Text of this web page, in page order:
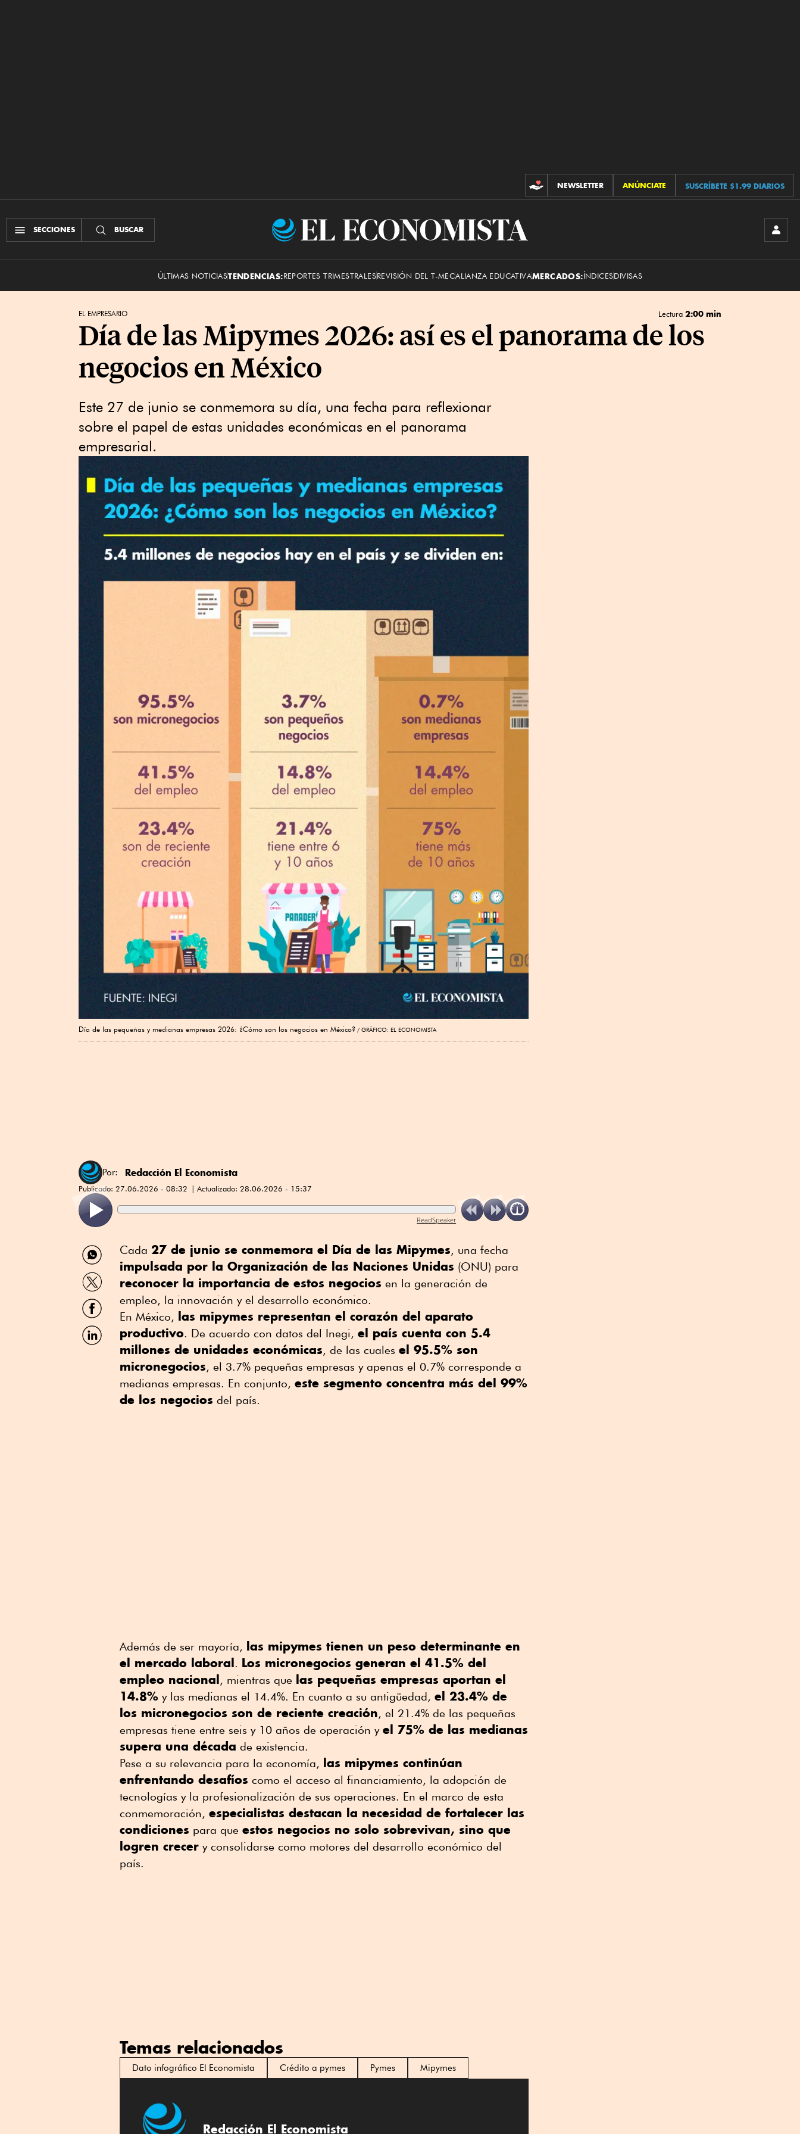
CONTRIBUCIONES
NEWSLETTER ANÚNCIATE SUSCRÍBETE $1.99 DIARIOS
SECCIONES BUSCAR
El
ÚLTIMAS NOTICIASTENDENCIAS:REPORTES TRIMESTRALESREVISIÓN DEL T-MECALIANZA EDUCATIVAMERCADOS:ÍNDICESDIVISAS
EL EMPRESARIO Lectura 2:00 min
Día de las Mipymes 2026: así es el panorama de los
negocios en México
Este 27 de junio se conmemora su día, una fecha para reflexionar
sobre el papel de estas unidades económicas en el panorama
empresarial.
Día de las pequeñas y medianas empresas 2026: ¿Cómo son los negocios en México? GRÁFICO: EL ECONOMISTA
Por: Redacción El Economista
Publicado: 27.06.2026 - 08:32 Actualizado: 28.06.2026 - 15:37
ReadSpeaker
Compartir
por
WhatsApp
Compartir
por
Twitter
Compartir
por
Facebook
Compartir
por
Cada 27 de junio se conmemora el Día de las Mipymes, una fecha
impulsada por la Organización de las Naciones Unidas (ONU) para
reconocer la importancia de estos negocios en la generación de
empleo, la innovación y el desarrollo económico.
En México, las mipymes representan el corazón del aparato
productivo. De acuerdo con datos del Inegi, el país cuenta con 5.4
millones de unidades económicas, de las cuales el 95.5% son
micronegocios, el 3.7% pequeñas empresas y apenas el 0.7% corresponde a
medianas empresas. En conjunto, este segmento concentra más del 99%
de los negocios del país.
Además de ser mayoría, las mipymes tienen un peso determinante en
el mercado laboral. Los micronegocios generan el 41.5% del
empleo nacional, mientras que las pequeñas empresas aportan el
14.8% y las medianas el 14.4%. En cuanto a su antigüedad, el 23.4% de
los micronegocios son de reciente creación, el 21.4% de las pequeñas
empresas tiene entre seis y 10 años de operación y el 75% de las medianas
supera una década de existencia.
Pese a su relevancia para la economía, las mipymes continúan
enfrentando desafíos como el acceso al financiamiento, la adopción de
tecnologías y la profesionalización de sus operaciones. En el marco de esta
conmemoración, especialistas destacan la necesidad de fortalecer las
condiciones para que estos negocios no solo sobrevivan, sino que
logren crecer y consolidarse como motores del desarrollo económico del
país.
Temas relacionados
Dato infográfico El Economista Crédito a pymes Pymes Mipymes
Redacción El Economista